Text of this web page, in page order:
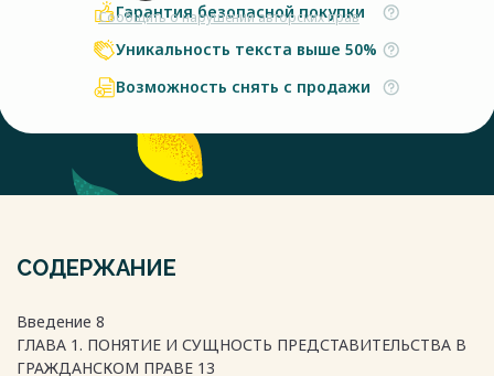
Сообщить о нарушении авторских прав
Гарантия безопасной покупки
Уникальность текста выше 50%
Возможность снять с продажи
СОДЕРЖАНИЕ
Введение 8
ГЛАВА 1. ПОНЯТИЕ И СУЩНОСТЬ ПРЕДСТАВИТЕЛЬСТВА В
ГРАЖДАНСКОМ ПРАВЕ 13